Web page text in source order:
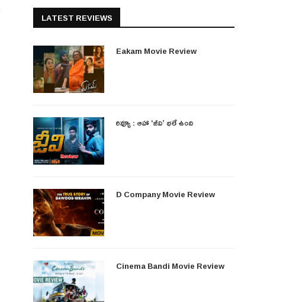
LATEST REVIEWS
Eakam Movie Review
రివ్యూ : ఆహా ‘జీవి’ భలే ఉంది
D Company Movie Review
Cinema Bandi Movie Review